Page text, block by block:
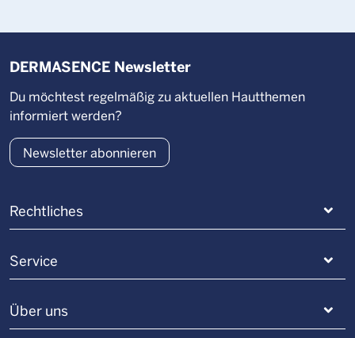
Rechtliches
Service
Über uns
DERMASENCE Newsletter
Du möchtest regelmäßig zu aktuellen Hautthemen
informiert werden?
Newsletter abonnieren